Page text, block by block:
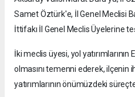
Samet Öztürk'e, İl Genel Meclisi
İttifakı İl Genel Meclis Üyelerine
İki meclis üyesi, yol yatırımlarının
olmasını temenni ederek, ilçenin
yatırımlarının önümüzdeki